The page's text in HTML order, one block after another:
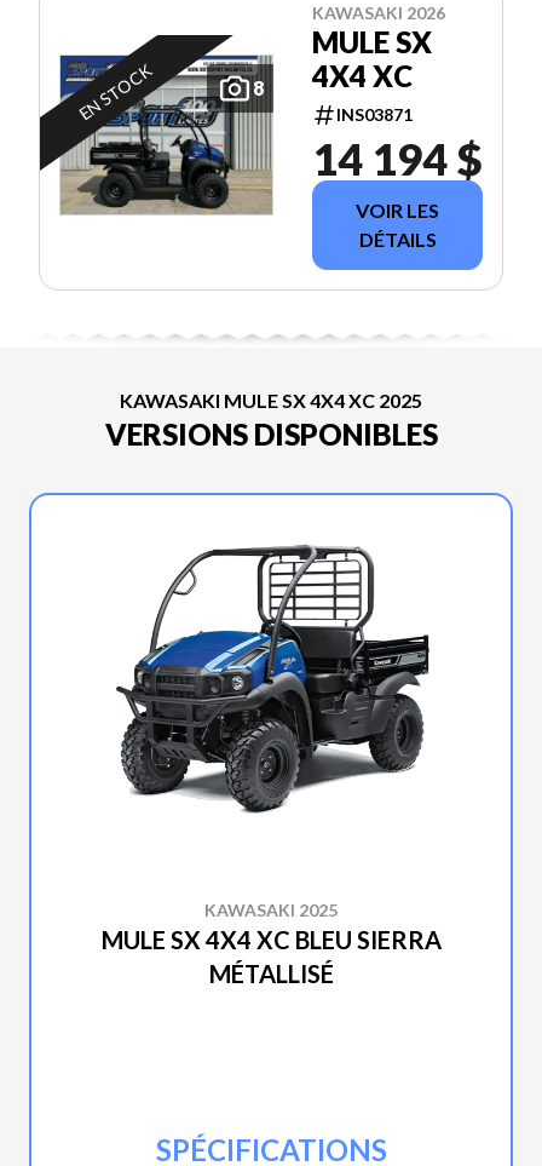
8
EN STOCK
KAWASAKI 2026
MULE SX
4X4 XC
INS03871
14 194 $
VOIR LES
DÉTAILS
KAWASAKI MULE SX 4X4 XC 2025
VERSIONS DISPONIBLES
KAWASAKI 2025
MULE SX 4X4 XC BLEU SIERRA
MÉTALLISÉ
SPÉCIFICATIONS